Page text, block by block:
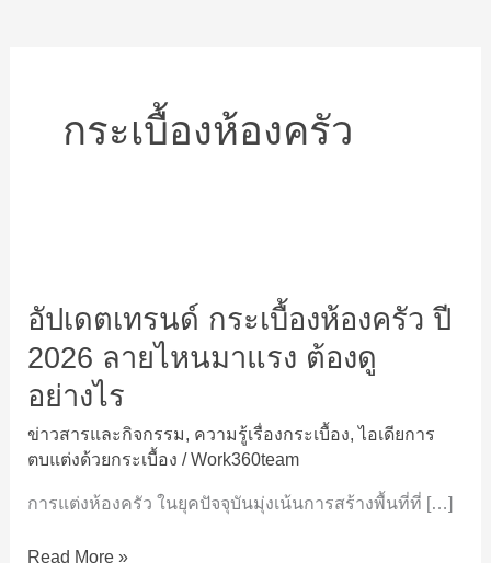
กระเบื้องห้องครัว
อัปเดตเทรนด์ กระเบื้องห้องครัว ปี
2026 ลายไหนมาแรง ต้องดู
อย่างไร
ข่าวสารและกิจกรรม, ความรู้เรื่องกระเบื้อง,ไอเดียการ
ตบแต่งด้วยกระเบื้อง /Work360team
การแต่งห้องครัว ในยุคปัจจุบันมุ่งเน้นการสร้างพื้นที่ที่ […]
รนด์
ห้อง
ครัว
ปี
ไหน
Read More »